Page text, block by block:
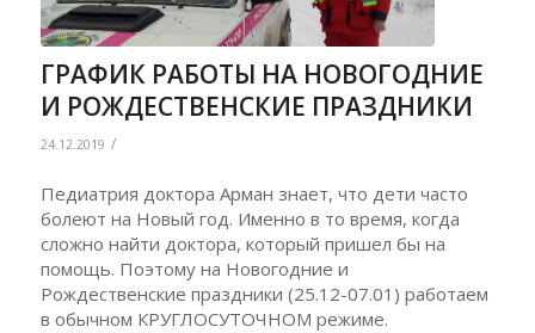
ГРАФИК РАБОТЫ НА НОВОГОДНИЕ
И РОЖДЕСТВЕНСКИЕ ПРАЗДНИКИ
24.12.2019 /
Педиатрия доктора Арман знает, что дети часто
болеют на Новый год. Именно в то время, когда
сложно найти доктора, который пришел бы на
помощь. Поэтому на Новогодние и
Рождественские праздники (25.12-07.01) работаем
в обычном КРУГЛОСУТОЧНОМ режиме.